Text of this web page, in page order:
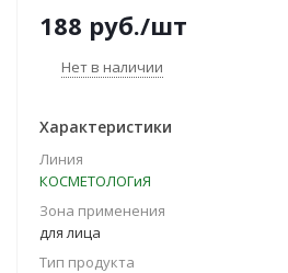
188 руб./шт
Нет в наличии
Характеристики
Линия
КОСМЕТОЛОГиЯ
Зона применения
для лица
Тип продукта